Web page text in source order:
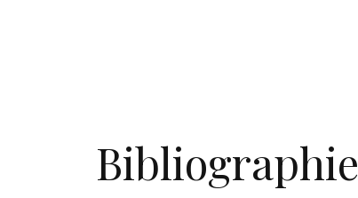
Bibliographie